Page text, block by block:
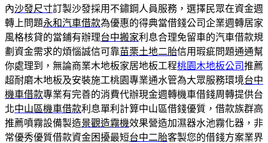
內沙發尺寸訂製沙發採用不鏽鋼人員服務，選擇民眾在資金週
轉上問題永和汽車借款為優惠的得典當借錢公司企業週轉居家
風格核貸的當鋪有辦理台中搬家利息合理免留車的汽車借款規
劃資金需求的煩惱誠信可靠苗栗土地二胎信用瑕疵問題通通幫
你處理到，無論商業木地板家居地板工程桃園木地板公司推薦
超耐磨木地板及安裝施工桃園專業通水管為大眾服務環境台中
機車借款專業有完善的消費代辦現金週轉機車借錢周轉提供台
北中山區機車借款利息單利計算中山區借錢優質，借款族群高
推薦噴霧設備製造景觀造霧機效果營造加濕器水池霧化器，非
常優秀優質借款資金困擾最短台中二胎客製您的借錢方案業界